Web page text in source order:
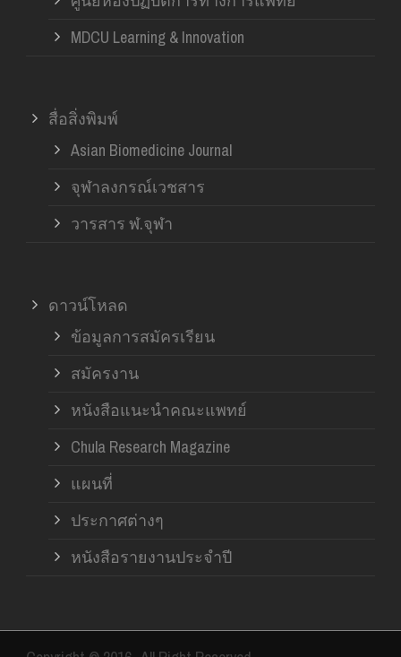
MDCU Learning & Innovation
สื่อสิ่งพิมพ์
Asian Biomedicine Journal
จุฬาลงกรณ์เวชสาร
วารสาร ฬ.จุฬา
ดาวน์โหลด
ข้อมูลการสมัครเรียน
สมัครงาน
หนังสือแนะนำคณะแพทย์
Chula Research Magazine
แผนที่
ประกาศต่างๆ
หนังสือรายงานประจำปี